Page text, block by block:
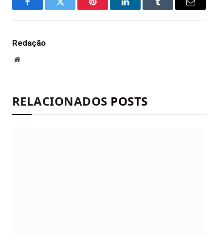
FacebookTwitter Pinterest LinkedInTumblr
E-
Redação
Site
RELACIONADOS POSTS